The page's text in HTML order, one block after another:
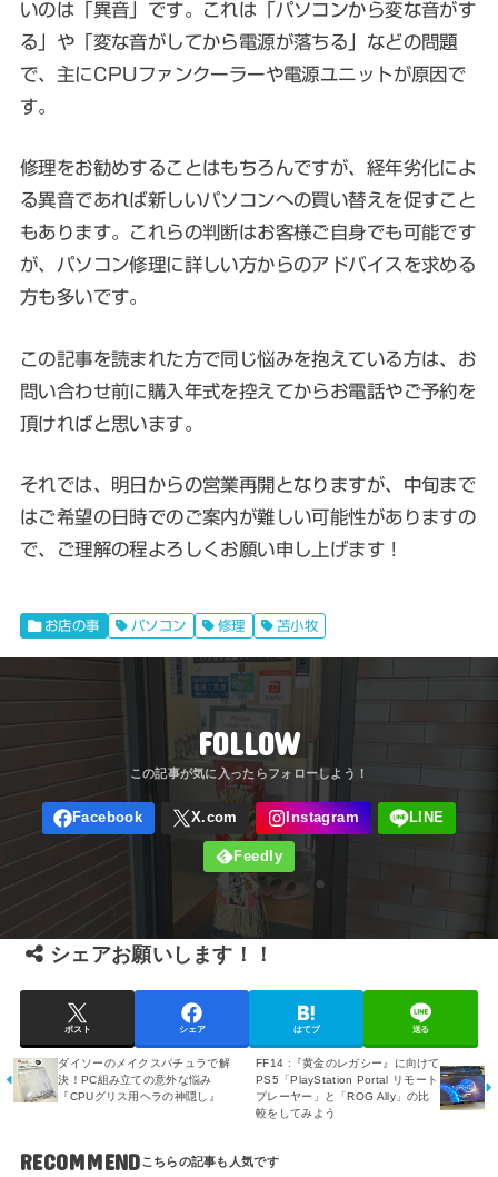
いのは「異音」です。これは「パソコンから変な音がす
る」や「変な音がしてから電源が落ちる」などの問題
で、主にCPUファンクーラーや電源ユニットが原因で
す。
修理をお勧めすることはもちろんですが、経年劣化によ
る異音であれば新しいパソコンへの買い替えを促すこと
もあります。これらの判断はお客様ご自身でも可能です
が、パソコン修理に詳しい方からのアドバイスを求める
方も多いです。
この記事を読まれた方で同じ悩みを抱えている方は、お
問い合わせ前に購入年式を控えてからお電話やご予約を
頂ければと思います。
それでは、明日からの営業再開となりますが、中旬まで
はご希望の日時でのご案内が難しい可能性がありますの
で、ご理解の程よろしくお願い申し上げます！
お店の事 パソコン 修理 苫小牧
FOLLOW
シェアお願いします！！
ポスト シェア はてブ 送る
FF14 :『黄金のレガシー』に向けて
PS5「PlayStation Portal リモート
プレーヤー」と「ROG Ally」の比
較をしてみよう
ダイソーのメイクスパチュラで解
決！PC組み立ての意外な悩み
『CPUグリス用ヘラの神隠し』
RECOMMEND